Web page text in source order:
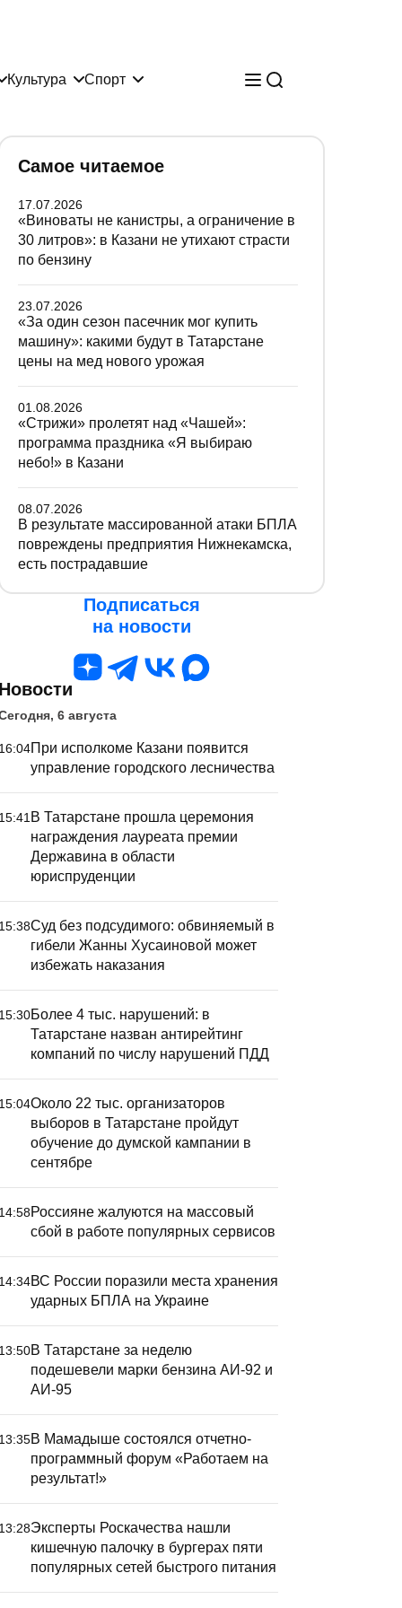
Культура Спорт
Самое читаемое
17.07.2026
«Виноваты не канистры, а ограничение в
30 литров»: в Казани не утихают страсти
по бензину
23.07.2026
«За один сезон пасечник мог купить
машину»: какими будут в Татарстане
цены на мед нового урожая
01.08.2026
«Стрижи» пролетят над «Чашей»:
программа праздника «Я выбираю
небо!» в Казани
08.07.2026
В результате массированной атаки БПЛА
повреждены предприятия Нижнекамска,
есть пострадавшие
Подписаться
на новости
Новости
6 августа
16:04При исполкоме Казани появится
управление городского лесничества
15:41 В Татарстане прошла церемония
награждения лауреата премии
Державина в области
юриспруденции
15:38Суд без подсудимого: обвиняемый в
гибели Жанны Хусаиновой может
избежать наказания
15:30Более 4 тыс. нарушений: в
Татарстане назван антирейтинг
компаний по числу нарушений ПДД
15:04Около 22 тыс. организаторов
выборов в Татарстане пройдут
обучение до думской кампании в
сентябре
14:58Россияне жалуются на массовый
сбой в работе популярных сервисов
14:34ВС России поразили места хранения
ударных БПЛА на Украине
13:50В Татарстане за неделю
подешевели марки бензина АИ-92 и
АИ-95
13:35В Мамадыше состоялся отчетно-
программный форум «Работаем на
результат!»
13:28Эксперты Роскачества нашли
кишечную палочку в бургерах пяти
популярных сетей быстрого питания